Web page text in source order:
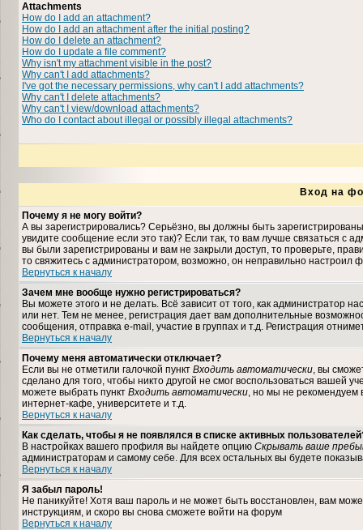
Attachments
How do I add an attachment?
How do I add an attachment after the initial posting?
How do I delete an attachment?
How do I update a file comment?
Why isn't my attachment visible in the post?
Why can't I add attachments?
I've got the necessary permissions, why can't I add attachments?
Why can't I delete attachments?
Why can't I view/download attachments?
Who do I contact about illegal or possibly illegal attachments?
Вход на
Почему я не могу войти?
А вы зарегистрировались? Серьёзно, вы должны быть
увидите сообщение если это так)? Если так, то вам лучше связаться с
вы были зарегистрированы и вам не закрыли доступ, то проверьте,
то свяжитесь с администратором, возможно, он неправильно настроил
Вернуться к началу
Зачем мне вообще нужно регистрироваться?
Вы можете этого и не делать. Всё зависит от того, как
или нет. Тем не менее, регистрация дает вам дополнительные
сообщения, отправка e-mail, участие в группах и т.д. Регистрация
Вернуться к началу
Почему меня автоматически отключает?
Если вы не отметили галочкой пункт Входить автоматически, вы
сделано для того, чтобы никто другой не смог воспользоваться вашей
можете выбрать пункт Входить автоматически, но мы не рекомендуем
интернет-кафе, университете и т.д.
Вернуться к началу
Как сделать, чтобы я не появлялся в списке активных
В настройках вашего профиля вы найдете опцию Скрывать ваше
администраторам и самому себе. Для всех остальных вы будете
Вернуться к началу
Я забыл пароль!
Не паникуйте! Хотя ваш пароль и не может быть восстановлен, вам
инструкциям, и скоро вы снова сможете войти на форум
Вернуться к началу